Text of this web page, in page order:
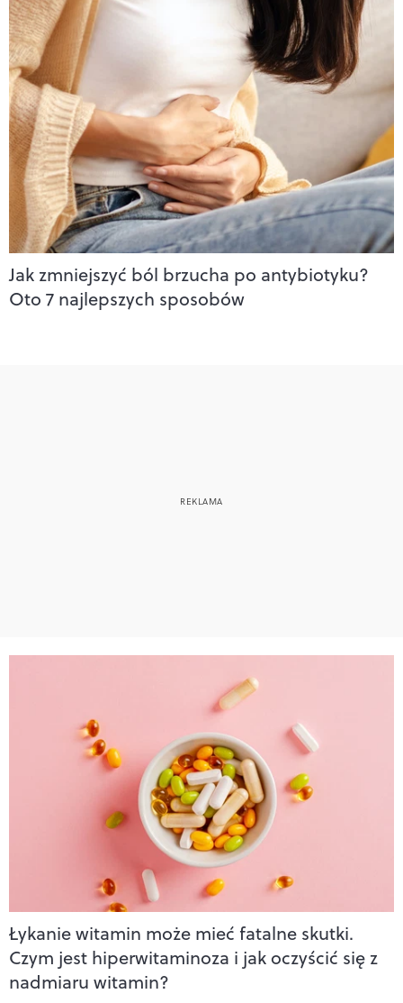
Jak zmniejszyć ból brzucha po antybiotyku?
Oto 7 najlepszych sposobów
Łykanie witamin może mieć fatalne skutki.
Czym jest hiperwitaminoza i jak oczyścić się z
nadmiaru witamin?